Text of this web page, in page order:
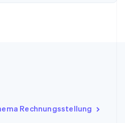
Rechnungsstellung